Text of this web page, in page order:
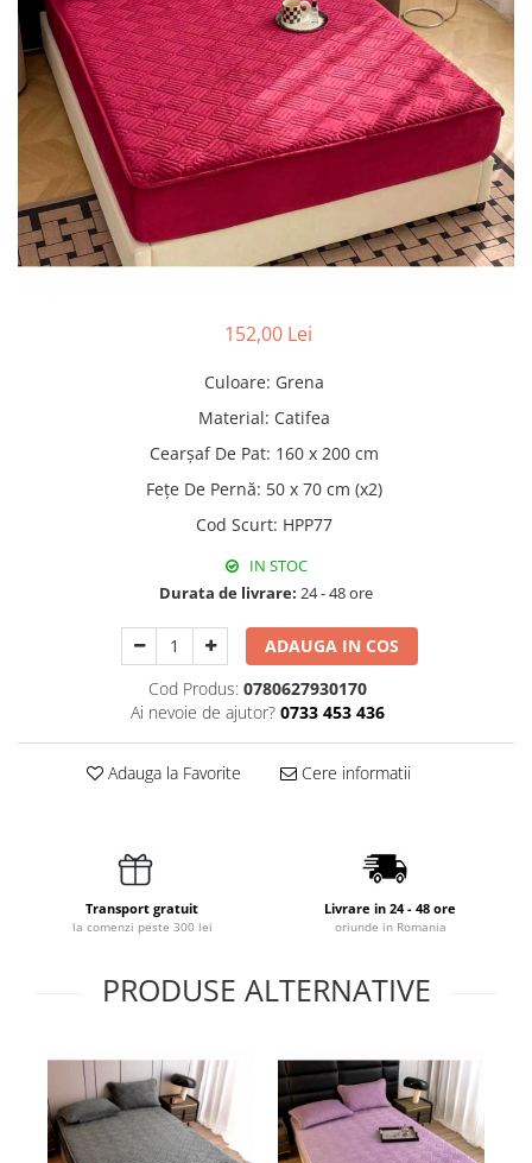
Pilote cu blăniță
152,00 Lei
Culoare: Grena
Material: Catifea
Cearșaf De Pat: 160 x 200 cm
Fețe De Pernă: 50 x 70 cm (x2)
Cod Scurt: HPP77
IN STOC
Durata de livrare: 24 - 48 ore
ADAUGA IN COS
Cod Produs: 0780627930170
Ai nevoie de ajutor? 0733 453 436
Adauga la Favorite Cere informatii
Transport gratuit
la comenzi peste 300 lei
Livrare in 24 - 48 ore
oriunde in Romania
PRODUSE ALTERNATIVE